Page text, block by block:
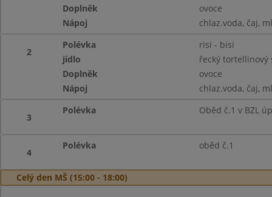
Doplněk
ovoce
Nápoj
chlaz.voda, čaj,
2
Polévka
risi - bisi
jídlo
řecký tortellinový
Doplněk
ovoce
Nápoj
chlaz.voda, čaj,
3
Polévka Oběd č.1 v BZL
4
Polévka oběd č.1
Celý den MŠ (15:00 - 18:00)